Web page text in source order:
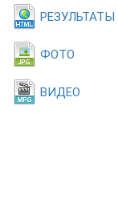
РЕЗУЛЬТАТЫ
ФОТО
ВИДЕО